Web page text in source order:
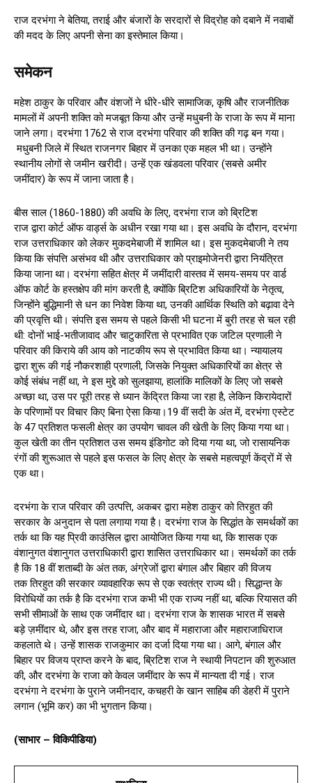
राज दरभंगा ने बेतिया, तराई और बंजारों के सरदारों से विद्रोह को दबाने में नवाबों
की मदद के लिए अपनी सेना का इस्तेमाल किया।
समेकन
महेश ठाकुर के परिवार और वंशजों ने धीरे-धीरे सामाजिक, कृषि और राजनीतिक
मामलों में अपनी शक्ति को मजबूत किया और उन्हें मधुबनी के राजा के रूप में माना
जाने लगा। दरभंगा 1762 से राज दरभंगा परिवार की शक्ति की गढ़ बन गया।
मधुबनी जिले में स्थित राजनगर बिहार में उनका एक महल भी था। उन्होंने
स्थानीय लोगों से जमीन खरीदी। उन्हें एक खंडवला परिवार (सबसे अमीर
जमींदार) के रूप में जाना जाता है।
बीस साल (1860-1880) की अवधि के लिए, दरभंगा राज को ब्रिटिश
राज द्वारा कोर्ट ऑफ वार्ड्स के अधीन रखा गया था। इस अवधि के दौरान, दरभंगा
राज उत्तराधिकार को लेकर मुकदमेबाजी में शामिल था। इस मुकदमेबाजी ने तय
किया कि संपत्ति असंभव थी और उत्तराधिकार को प्राइमोजेनरी द्वारा नियंत्रित
किया जाना था। दरभंगा सहित क्षेत्र में जमींदारी वास्तव में समय-समय पर वार्ड
ऑफ कोर्ट के हस्तक्षेप की मांग करती है, क्योंकि ब्रिटिश अधिकारियों के नेतृत्व,
जिन्होंने बुद्धिमानी से धन का निवेश किया था, उनकी आर्थिक स्थिति को बढ़ावा देने
की प्रवृत्ति थी। संपत्ति इस समय से पहले किसी भी घटना में बुरी तरह से चल रही
थी: दोनों भाई-भतीजावाद और चाटुकारिता से प्रभावित एक जटिल प्रणाली ने
परिवार की किराये की आय को नाटकीय रूप से प्रभावित किया था। न्यायालय
द्वारा शुरू की गई नौकरशाही प्रणाली, जिसके नियुक्त अधिकारियों का क्षेत्र से
कोई संबंध नहीं था, ने इस मुद्दे को सुलझाया, हालांकि मालिकों के लिए जो सबसे
अच्छा था, उस पर पूरी तरह से ध्यान केंद्रित किया जा रहा है, लेकिन किरायेदारों
के परिणामों पर विचार किए बिना ऐसा किया।19 वीं सदी के अंत में, दरभंगा एस्टेट
के 47 प्रतिशत फसली क्षेत्र का उपयोग चावल की खेती के लिए किया गया था।
कुल खेती का तीन प्रतिशत उस समय इंडिगोट को दिया गया था, जो रासायनिक
रंगों की शुरूआत से पहले इस फसल के लिए क्षेत्र के सबसे महत्वपूर्ण केंद्रों में से
एक था।
दरभंगा के राज परिवार की उत्पत्ति, अकबर द्वारा महेश ठाकुर को तिरहुत की
सरकार के अनुदान से पता लगाया गया है। दरभंगा राज के सिद्धांत के समर्थकों का
तर्क था कि यह प्रिवी काउंसिल द्वारा आयोजित किया गया था, कि शासक एक
वंशानुगत वंशानुगत उत्तराधिकारी द्वारा शासित उत्तराधिकार था। समर्थकों का तर्क
है कि 18 वीं शताब्दी के अंत तक, अंग्रेजों द्वारा बंगाल और बिहार की विजय
तक तिरहुत की सरकार व्यावहारिक रूप से एक स्वतंत्र राज्य थी।सिद्धान्त के
विरोधियों का तर्क है कि दरभंगा राज कभी भी एक राज्य नहीं था, बल्कि रियासत की
सभी सीमाओं के साथ एक जमींदार था। दरभंगा राज के शासक भारत में सबसे
बड़े ज़मींदार थे, और इस तरह राजा, और बाद में महाराजा और महाराजाधिराज
कहलाते थे। उन्हें शासक राजकुमार का दर्जा दिया गया था। आगे, बंगाल और
बिहार पर विजय प्राप्त करने के बाद, ब्रिटिश राज ने स्थायी निपटान की शुरुआत
की, और दरभंगा के राजा को केवल जमींदार के रूप में मान्यता दी गई। राज
दरभंगा ने दरभंगा के पुराने जमीनदार, कचहरी के खान साहिब की डेहरी में पुराने
लगान (भूमि कर) का भी भुगतान किया।
(साभार – विकिपीडिया)